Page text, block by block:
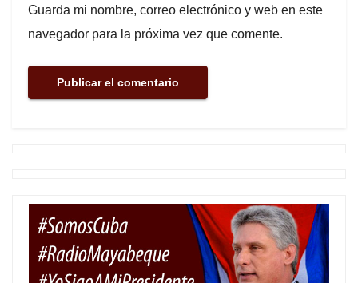
Guarda mi nombre, correo electrónico y web en este
navegador para la próxima vez que comente.